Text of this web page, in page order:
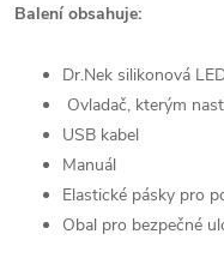
Balení obsahuje:
Dr.Nek silikonová
Ovladač, kterým
USB kabel
Manuál
Elastické pásky pro
Obal pro bezpečné